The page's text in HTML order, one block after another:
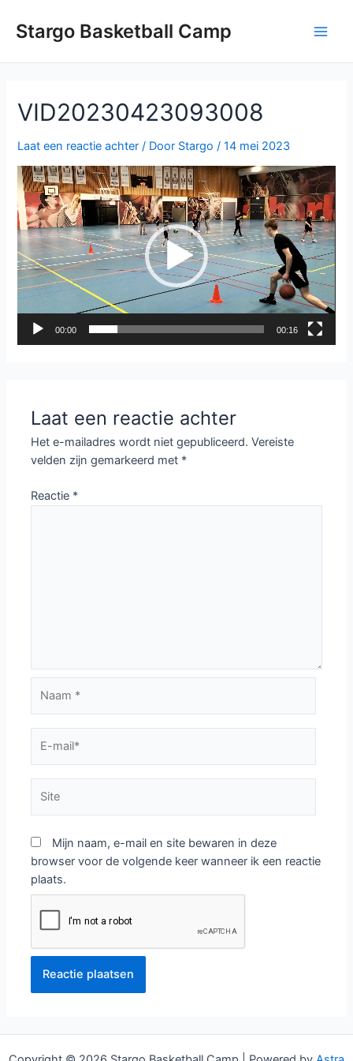
naarStargo Basketball Camp
VID20230423093008
Laat een reactie achter / Door Stargo/14 mei 2023
Videospeler
00:00 00:16
Laat een reactie achter
Het e-mailadres wordt niet gepubliceerd. Vereiste
velden zijn gemarkeerd met *
Reactie *
mail*
Mijn naam, e-mail en site bewaren in deze
browser voor de volgende keer wanneer ik een reactie
plaats.